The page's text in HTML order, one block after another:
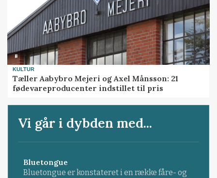
KULTUR
Tæller Aabybro Mejeri og Axel Månsson: 21
fødevareproducenter indstillet til pris
Vi går i dybden med...
Bluetongue
Bluetongue er konstateret i en række fåre- og